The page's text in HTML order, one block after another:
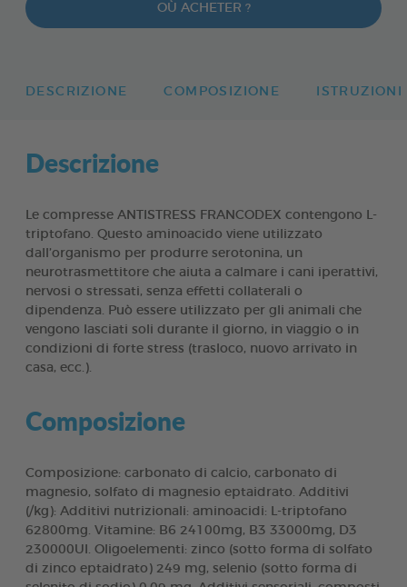
OÙ ACHETER ?
DESCRIZIONE COMPOSIZIONE
Descrizione
Le compresse ANTISTRESS FRANCODEX contengono L-
triptofano. Questo aminoacido viene utilizzato
dall’organismo per produrre serotonina, un
neurotrasmettitore che aiuta a calmare i cani iperattivi,
nervosi o stressati, senza effetti collaterali o
dipendenza. Può essere utilizzato per gli animali che
vengono lasciati soli durante il giorno, in viaggio o in
condizioni di forte stress (trasloco, nuovo arrivato in
casa, ecc.).
Composizione
Composizione: carbonato di calcio, carbonato di
magnesio, solfato di magnesio eptaidrato. Additivi
(/kg): Additivi nutrizionali: aminoacidi: L-triptofano
62800mg. Vitamine: B6 24100mg, B3 33000mg, D3
230000UI. Oligoelementi: zinco (sotto forma di solfato
di zinco eptaidrato) 249 mg, selenio (sotto forma di